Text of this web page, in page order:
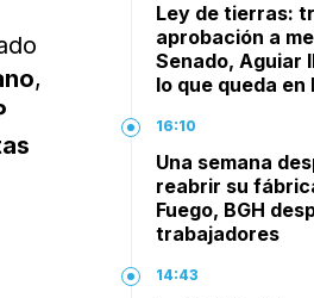
,
Ley de tierras:
aprobación a
Senado, Aguiar
lo que queda en
16:10
Una semana
reabrir su
Fuego, BGH
trabajadores
14:43